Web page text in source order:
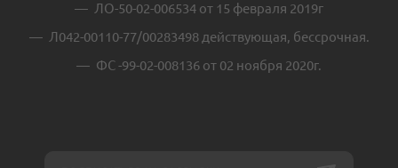
ЛО-50-02-006534 от 15 февраля 2019г
Л042-00110-77/00283498 действующая, бессрочная.
ФС -99-02-008136 от 02 ноября 2020г.